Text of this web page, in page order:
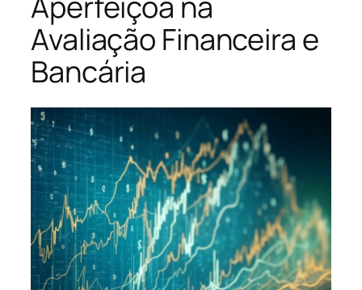
Avaliação Financeira e
Bancária